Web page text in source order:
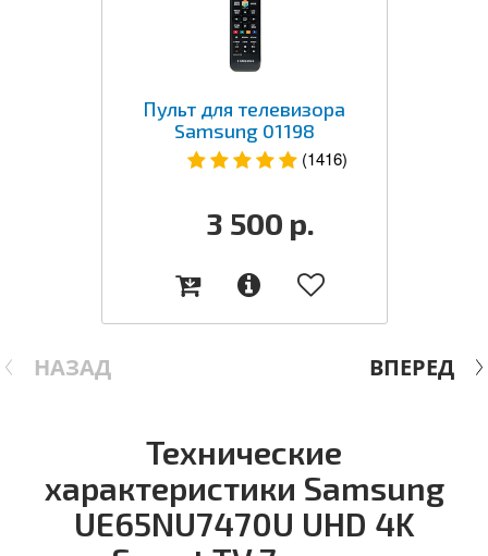
НАЗАД
Пульт для телевизора
Samsung 01198
(1416)
3 500 р.
ВПЕРЕД
Технические
характеристики Samsung
UE65NU7470U UHD 4K